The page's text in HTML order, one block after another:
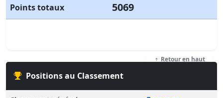
Points totaux
5069
Retour en haut
Positions au Classement